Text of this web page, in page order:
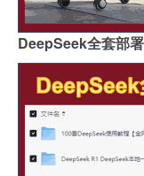
DeepSeek全套部